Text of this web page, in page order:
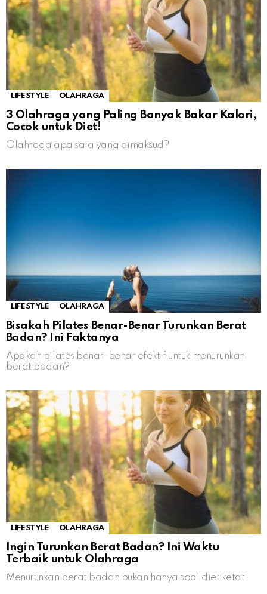
LIFESTYLE OLAHRAGA
3 Olahraga yang Paling Banyak Bakar Kalori,
Cocok untuk Diet!
Olahraga apa saja yang dimaksud?
LIFESTYLE OLAHRAGA
Bisakah Pilates Benar-Benar Turunkan Berat
Badan? Ini Faktanya
Apakah pilates benar-benar efektif untuk menurunkan
berat badan?
LIFESTYLE OLAHRAGA
Ingin Turunkan Berat Badan? Ini Waktu
Terbaik untuk Olahraga
Menurunkan berat badan bukan hanya soal diet ketat